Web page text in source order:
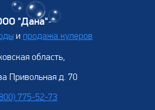
"Дана"-
и продажа кулеров
область,
Привольная д. 70
775-52-73